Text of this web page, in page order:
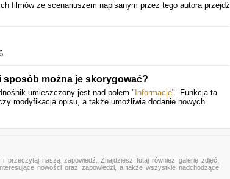
filmów ze scenariuszem napisanym przez tego autora przejdź
sposób można je skorygować?
umieszczony jest nad polem " Informacje". Funkcja ta
modyfikacja opisu, a także umożliwia dodanie nowych
i przeczytaj naszą zapowiedź. Znajdziesz tutaj również galerię zdjęć,
nowości oraz zapowiedzi, a także wszystkie nadchodzące